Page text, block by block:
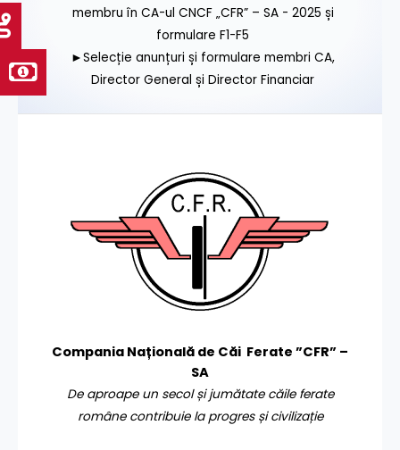
membru în CA-ul CNCF „CFR” – SA - 2025 și
formulare F1-F5
►Selecție anunțuri și formulare membri CA,
Director General și Director Financiar
Compania Națională de Căi Ferate ”CFR” –
SA
De aproape un secol și jumătate căile ferate
române contribuie la progres și civilizație